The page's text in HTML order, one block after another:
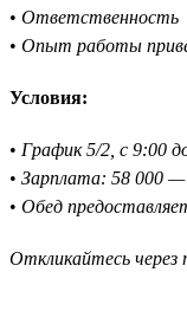
• Ответственность
• Опыт работы
Условия:
• График 5/2, с 9:00
• Зарплата: 58 000 —
• Обед
Откликайтесь через